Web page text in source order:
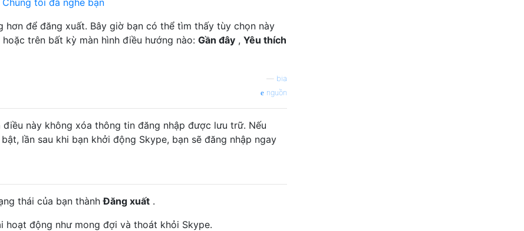
hơn để đăng xuất. Bây giờ bạn có thể tìm thấy tùy chọn này
hoặc trên bất kỳ màn hình điều hướng nào: Gần đây , Yêu thích
bia
nguồn
này không xóa thông tin đăng nhập được lưu trữ. Nếu
lần sau khi bạn khởi động Skype, bạn sẽ đăng nhập ngay
thái của bạn thànhĐăng xuất .
hoạt động như mong đợi và thoát khỏi Skype.